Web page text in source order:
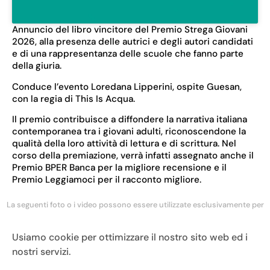
Usiamo cookie per ottimizzare il nostro sito web ed i
nostri servizi.
Annuncio del libro vincitore del Premio Strega Giovani
2026, alla presenza delle autrici e degli autori candidati
e di una rappresentanza delle scuole che fanno parte
della giuria.
Conduce l’evento Loredana Lipperini, ospite Guesan,
con la regia di This Is Acqua.
Il premio contribuisce a diffondere la narrativa italiana
contemporanea tra i giovani adulti, riconoscendone la
qualità della loro attività di lettura e di scrittura. Nel
corso della premiazione, verrà infatti assegnato anche il
Premio BPER Banca per la migliore recensione e il
Premio Leggiamoci per il racconto migliore.
La seguenti foto o i video possono essere utilizzate esclusivamente per